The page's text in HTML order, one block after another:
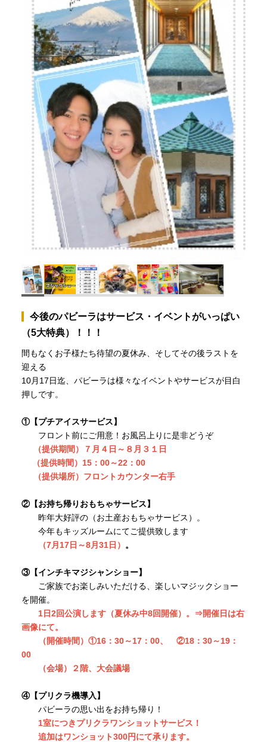
今後のパビーラはサービス・イベントがいっぱい
（5大特典）！！！
間もなくお子様たち待望の夏休み、そしてその後ラストを
迎える
10月17日迄、パビーラは様々なイベントやサービスが目白
押しです。
①【プチアイスサービス】
フロント前にご用意！お風呂上りに是非どうぞ
（提供期間）７月４日～８月３１日
（提供時間）15：00～22：00
（提供場所）フロントカウンター右手
②【お持ち帰りおもちゃサービス】
昨年大好評の（お土産おもちゃサービス）。
今年もキッズルームにてご提供致します
（7月17日～8月31日） 。
③【インチキマジシャンショー】
ご家族でお楽しみいただける、楽しいマジックショー
を開催。
1日2回公演します（夏休み中8回開催）。⇒開催日は右
画像にて。
（開催時間）①16：30～17：00、 ②18：30～19：
00
（会場）２階、大会議場
④【プリクラ機導入】
パビーラの思い出をお持ち帰り！
1室につきプリクラワンショットサービス！
追加はワンショット300円にて承ります。